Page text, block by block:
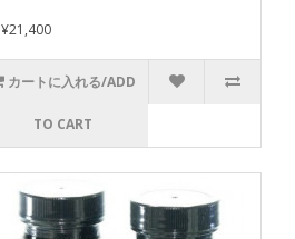
¥21,400
カートに入れる/ADD
TO CART